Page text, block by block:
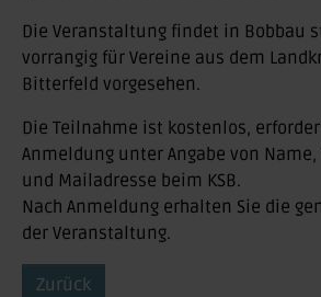
Die Veranstaltung findet in Bobbau
vorrangig für Vereine aus dem
Bitterfeld vorgesehen.
Die Teilnahme ist kostenlos,
Anmeldung unter Angabe von
und Mailadresse beim KSB.
Nach Anmeldung erhalten Sie die
der Veranstaltung.
Zurück